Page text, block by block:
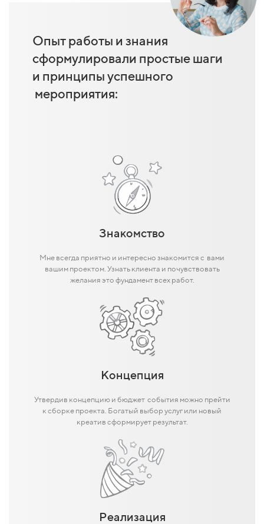
Опыт работы и знания
сформулировали простые шаги
и принципы успешного
мероприятия:
Знакомство
Мне всегда приятно и интересно знакомится с вами
вашим проектом. Узнать клиента и почувствовать
желания это фундамент всех работ.
Концепция
Утвердив концепцию и бюджет события можно прейти
к сборке проекта. Богатый выбор услуг или новый
креатив сформирует результат.
Реализация